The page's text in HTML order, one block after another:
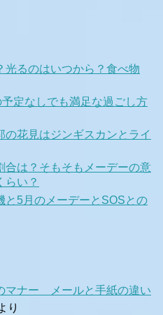
光るのはいつから？食べ物
定なしでも満足な過ごし方
花見はジンギスカンとライ
合は？そもそもメーデーの意
らい？
と5月のメーデーとSOSとの
マナー メールと手紙の違い
り